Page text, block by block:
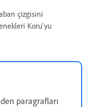
çizgisini
Koru'yu
paragrafları